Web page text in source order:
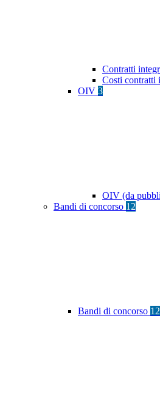
Contratti
Costi contratti
OIV 3
OIV (da
Bandi di concorso 12
Bandi di concorso 12